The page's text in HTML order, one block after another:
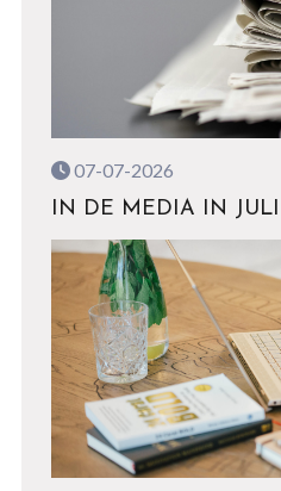
07-07-2026
IN DE MEDIA IN JULI